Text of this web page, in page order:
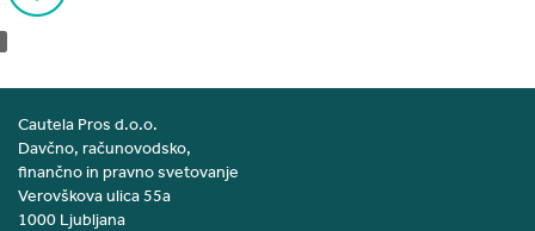
Cautela Pros d.o.o.
Davčno, računovodsko,
finančno in pravno svetovanje
Verovškova ulica 55a
1000 Ljubljana